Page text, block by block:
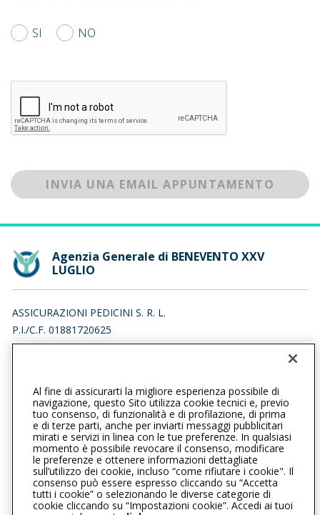
SI NO
INVIA UNA EMAIL APPUNTAMENTO
Agenzia Generale di BENEVENTO XXV
LUGLIO
ASSICURAZIONI PEDICINI S. R. L.
P.I./C.F. 01881720625
VIA LEONARDO BIANCHI 18, 82100 BENEVENTO (BN)
082421930 082421801
beneventoxxvluglio@cattolica.it
assicurazionipedicinisrl@pec.it
L’intermediario è soggetto al controllo dell’IVASS. Consulta il
Registro RUI al seguentelink
Al fine di assicurarti la migliore esperienza possibile di
navigazione, questo Sito utilizza cookie tecnici e, previo
tuo consenso, di funzionalità e di profilazione, di prima
e di terze parti, anche per inviarti messaggi pubblicitari
mirati e servizi in linea con le tue preferenze. In qualsiasi
momento è possibile revocare il consenso, modificare
le preferenze e ottenere informazioni dettagliate
sull’utilizzo dei cookie, incluso “come rifiutare i cookie". Il
consenso può essere espresso cliccando su “Accetta
tutti i cookie” o selezionando le diverse categorie di
cookie cliccando su “Impostazioni cookie”. Accedi ai tuoi